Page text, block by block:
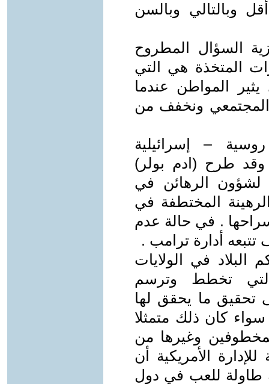
وبالتالي وبالسن
السؤال المطروح
المتخذة هي التي
المواطن عندما
المجتمعي ونخفف من
– إسرائيلية
طرح (ادم بولر)
لشؤون الرهائن في
المختطفة في
. في حالة عدم
أدارة ترامب .
في الولايات
التي تخطط وترسم
تحقيق ما يحقق لها
كان ذلك متمثلا
وغيرها من
الأمريكية أن
طاولة للعب في دول